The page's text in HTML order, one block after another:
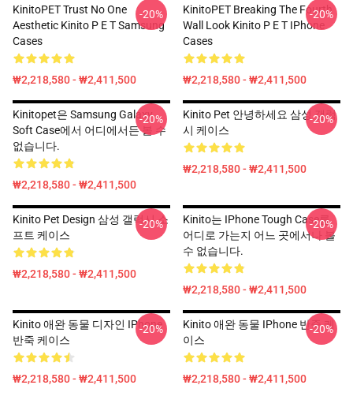
KinitoPET Trust No One
Aesthetic Kinito P E T Samsung
Cases
₩2,218,580 - ₩2,411,500
-20%
KinitoPET Breaking The Fourth
Wall Look Kinito P E T IPhone
Cases
₩2,218,580 - ₩2,411,500
-20%
Kinitopet은 Samsung Galaxy
Soft Case에서 어디에서든 볼 수
없습니다.
₩2,218,580 - ₩2,411,500
-20%
Kinito Pet 안녕하세요 삼성 갤럭
시 케이스
₩2,218,580 - ₩2,411,500
-20%
Kinito Pet Design 삼성 갤럭시 소
프트 케이스
₩2,218,580 - ₩2,411,500
-20%
Kinito는 IPhone Tough Case를
어디로 가는지 어느 곳에서나 볼
수 없습니다.
₩2,218,580 - ₩2,411,500
-20%
Kinito 애완 동물 디자인 IPhone
반죽 케이스
₩2,218,580 - ₩2,411,500
-20%
Kinito 애완 동물 IPhone 반죽 케
이스
₩2,218,580 - ₩2,411,500
-20%